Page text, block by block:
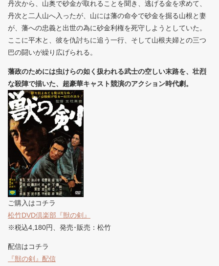
丹次から、山奥で砂金が取れることを聞き、逃げる金を求めて、
丹次と二人山へ入ったが、山には藩の命令で砂金を掘る山根と妻
が、藩への忠義と出世の為に砂金利権を死守しようとしていた。
ここに平木と、彼を仇討ちに追う一行、そして山根夫婦との三つ
巴の闘いが繰り広げられる。
藩政のためには虫けらの如く扱われる武士の空しい末路を、壮烈
な殺陣で描いた、超豪華キャスト競演のアクション時代劇。
ご購入はコチラ
松竹DVD倶楽部『獣の剣』
※税込4,180円、発売･販売：松竹
配信はコチラ
『獣の剣』配信